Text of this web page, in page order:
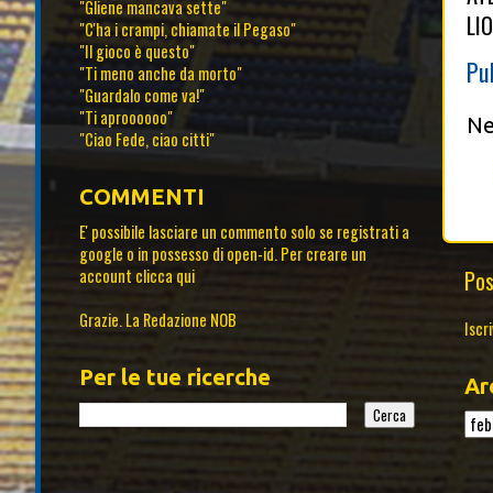
"Gliene mancava sette"
"C'ha i crampi, chiamate il Pegaso"
"Il gioco è questo"
"Ti meno anche da morto"
"Guardalo come va!"
"Ti aproooooo"
"Ciao Fede, ciao citti"
COMMENTI
E' possibile lasciare un commento solo se registrati a
google o in possesso di open-id. Per creare un
account clicca qui
Grazie. La Redazione NOB
Per le tue ricerche